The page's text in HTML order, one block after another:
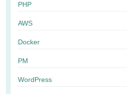
PHP
AWS
Docker
PM
WordPress